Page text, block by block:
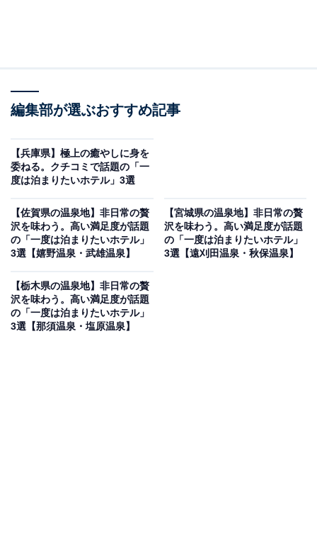
吉川屋」公式Webサイトより）
「奥飯坂 穴原温泉 匠のこころ 吉川屋」は、天保12年創
業の歴史を誇り、摺上川の渓谷美を望む穴原温泉の老舗
山を間近に感じる露天風呂「さるあみの湯」や大浴場
「藤太の湯」で、自然と一体となる開放感に包まれま
す。食事は、福島県産のブランド牛や旬の地産食材を贅
編集部が選ぶおすすめ記事
【兵庫県】極上の癒やしに身を
委ねる。クチコミで話題の「一
度は泊まりたいホテル」3選
【佐賀県の温泉地】非日常の贅
沢を味わう。高い満足度が話題
の「一度は泊まりたいホテル」
3選【嬉野温泉・武雄温泉】
【宮城県の温泉地】非日常の贅
沢を味わう。高い満足度が話題
の「一度は泊まりたいホテル」
3選【遠刈田温泉・秋保温泉】
【栃木県の温泉地】非日常の贅
沢を味わう。高い満足度が話題
の「一度は泊まりたいホテル」
3選【那須温泉・塩原温泉】